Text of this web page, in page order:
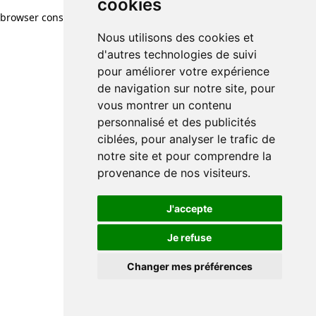
cookies
Nous utilisons des cookies et
d'autres technologies de suivi
pour améliorer votre expérience
de navigation sur notre site, pour
vous montrer un contenu
personnalisé et des publicités
ciblées, pour analyser le trafic de
notre site et pour comprendre la
provenance de nos visiteurs.
J'accepte
Je refuse
Changer mes préférences
browser console for more information)